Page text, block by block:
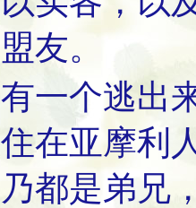
盟友。
有一个逃出
住在亚摩利
乃都是弟兄